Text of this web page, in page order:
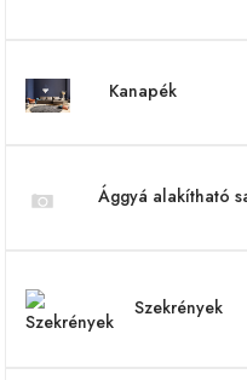
Kanapék
Ággyá alakítható
Szekrények